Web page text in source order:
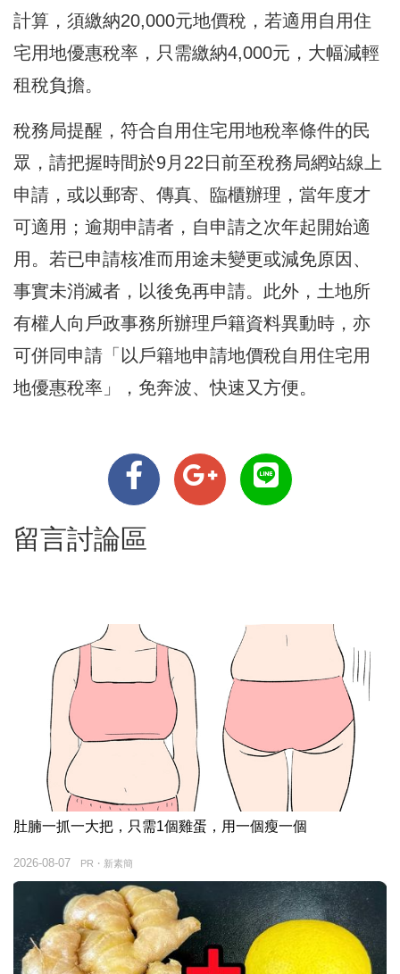
計算，須繳納20,000元地價稅，若適用自用住
宅用地優惠稅率，只需繳納4,000元，大幅減輕
租稅負擔。
稅務局提醒，符合自用住宅用地稅率條件的民
眾，請把握時間於9月22日前至稅務局網站線上
申請，或以郵寄、傳真、臨櫃辦理，當年度才
可適用；逾期申請者，自申請之次年起開始適
用。若已申請核准而用途未變更或減免原因、
事實未消滅者，以後免再申請。此外，土地所
有權人向戶政事務所辦理戶籍資料異動時，亦
可併同申請「以戶籍地申請地價稅自用住宅用
地優惠稅率」，免奔波、快速又方便。
留言討論區
肚腩一抓一大把，只需1個雞蛋，用一個瘦一個
PR・新素簡
2026-08-07